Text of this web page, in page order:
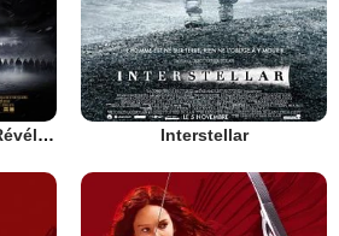
Twilight - Chapitre 5 : Révélation 2e partie Interstellar